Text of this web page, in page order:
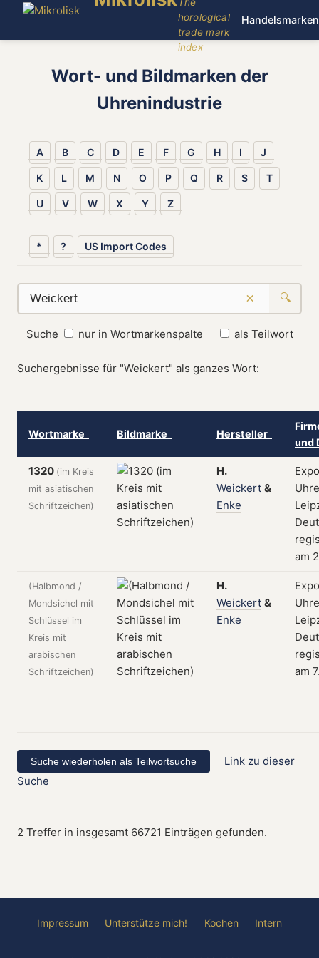
horological
trade mark
index
Handelsmarken
Wort- und Bildmarken der
Uhrenindustrie
A B C D E F G H I J
K L M N O P Q R S T
U V W X Y Z
* ? US Import Codes
× 🔍
Suche nur in Wortmarkenspalte als Teilwort
Suchergebnisse für "Weickert" als ganzes Wort:
Wortmarke Bildmarke Hersteller
und
1320 (im Kreis
mit asiatischen
Schriftzeichen)
H.
Weickert &
Enke
am
(Halbmond /
Mondsichel mit
Schlüssel im
Kreis mit
arabischen
Schriftzeichen)
H.
Weickert &
Enke
am
Link zu dieser
Suche
2 Treffer in insgesamt 66721 Einträgen gefunden.
Impressum Unterstütze mich! Kochen Intern